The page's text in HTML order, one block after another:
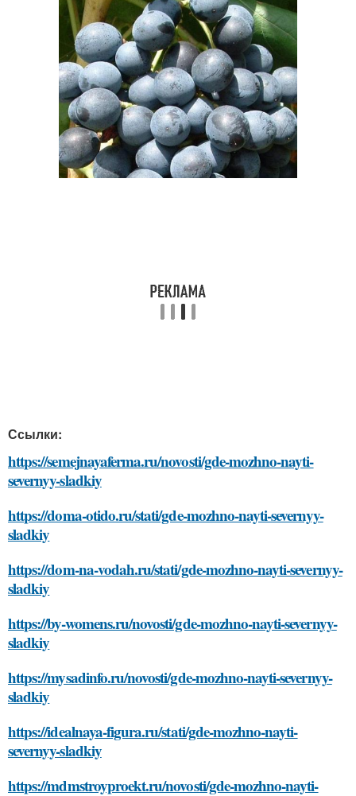
Ссылки:
https://semejnayaferma.ru/novosti/gde-mozhno-nayti-
severnyy-sladkiy
https://doma-otido.ru/stati/gde-mozhno-nayti-severnyy-
sladkiy
https://dom-na-vodah.ru/stati/gde-mozhno-nayti-severnyy-
sladkiy
https://by-womens.ru/novosti/gde-mozhno-nayti-severnyy-
sladkiy
https://mysadinfo.ru/novosti/gde-mozhno-nayti-severnyy-
sladkiy
https://idealnaya-figura.ru/stati/gde-mozhno-nayti-
severnyy-sladkiy
https://mdmstroyproekt.ru/novosti/gde-mozhno-nayti-